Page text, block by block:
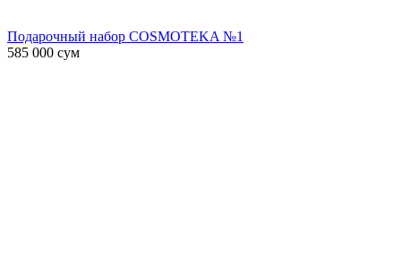
Подарочный набор COSMOTEKA №1
585 000 сум